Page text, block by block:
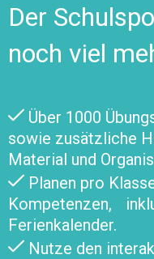
Der
noch viel
Über 1000
sowie zusätzliche
Material und
Planen pro
Kompetenzen,
Ferienkalender.
Nutze den